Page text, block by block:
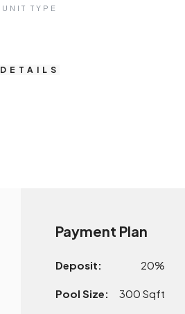
UNIT TYPE
DETAILS
Payment Plan
Deposit: 20%
Pool Size: 300 Sqft